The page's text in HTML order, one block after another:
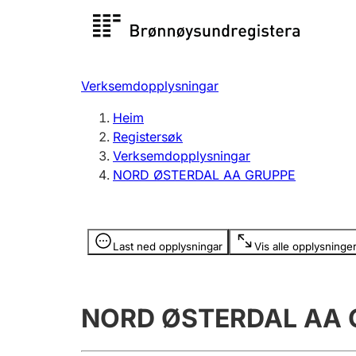
Registersøk
Registrere, endre, slette
Verksemdopplysningar
Heim
Registersøk
Verksemdopplysningar
NORD ØSTERDAL AA GRUPPE
Last ned opplysningar Vis alle opplysninger
Opplysninger er skjult
NORD ØSTERDAL AA